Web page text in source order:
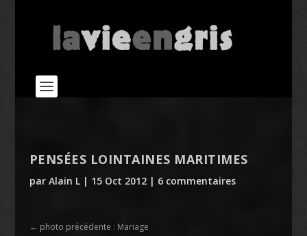
PENSÉES LOINTAINES MARITIMES
par Alain L| 15 Oct 2012| 6 commentaires
← photo précédente : Mariage